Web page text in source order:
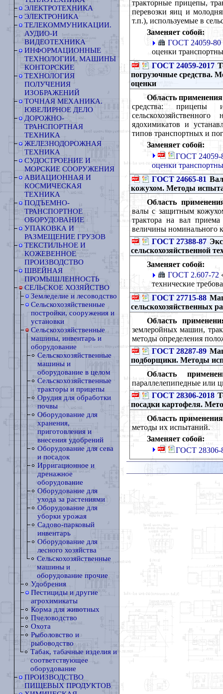
ЭЛЕКТРОТЕХНИКА
ЭЛЕКТРОНИКА
ТЕЛЕКОММУНИКАЦИИ.
АУДИО-И
ВИДЕОТЕХНИКА
ИНФОРМАЦИОННЫЕ
ТЕХНОЛОГИИ. МАШИНЫ
КОНТОРСКИЕ
ТЕХНОЛОГИЯ
ПОЛУЧЕНИЯ
ИЗОБРАЖЕНИЙ
ТОЧНАЯ МЕХАНИКА.
ЮВЕЛИРНОЕ ДЕЛО
ДОРОЖНО-
ТРАНСПОРТНАЯ
ТЕХНИКА
ЖЕЛЕЗНОДОРОЖНАЯ
ТЕХНИКА
СУДОСТРОЕНИЕ И
МОРСКИЕ СООРУЖЕНИЯ
АВИАЦИОННАЯ И
КОСМИЧЕСКАЯ
ТЕХНИКА
ПОДЪЕМНО-
ТРАНСПОРТНОЕ
ОБОРУДОВАНИЕ
УПАКОВКА И
РАЗМЕЩЕНИЕ ГРУЗОВ
ТЕКСТИЛЬНОЕ И
КОЖЕВЕННОЕ
ПРОИЗВОДСТВО
ШВЕЙНАЯ
ПРОМЫШЛЕННОСТЬ
СЕЛЬСКОЕ ХОЗЯЙСТВО
Земледелие и лесоводство
Сельскохозяйственные
постройки, сооружения и
установки
Сельскохозяйственные
машины, инвентарь и
оборудование
Сельскохозяйственные
машины и
оборудование в целом
Сельскохозяйственные
тракторы и прицепы
Орудия для обработки
почвы
Оборудование для
хранения,
приготовления и
внесения удобрений
Оборудование для сева
и посадок
Ирригационное и
дренажное
оборудование
Оборудование для
ухода за растениями
Оборудование для
уборки урожая
Садово-парковый
инвентарь
Оборудование для
лесного хозяйства
Сельскохозяйственные
машины и
оборудование прочие
Удобрения
Пестициды и другие
агрохимикаты
Корма для животных
Пчеловодство
Охота
Рыболовство и
рыбоводство
Табак, табачные изделия и
соответствующее
оборудование
ПРОИЗВОДСТВО
ПИЩЕВЫХ ПРОДУКТОВ
тракторные прицепы,
перевозки яиц и
т.п.), используемые в
Заменяет собой:
ГОСТ 24059-80
оценки
ГОСТ 24059-2017
погрузочные средства.
оценки
Область
средства: прицепы
ядохимикатов и
типов транспортных и
Заменяет собой:
ГОСТ 24059-
оценки
ГОСТ 24665-81
кожухом. Методы
Область
валы с защитным
трактора на вал
величины номинального
ГОСТ 27388-87
сельскохозяйственной
Заменяет собой:
ГОСТ 2.607-72
технические
ГОСТ 27715-88
сельскохозяйственных
Область
землеройных машин,
методы определения
ГОСТ 28287-89
подборщики. Методы
Область
параллелепипедные или
ГОСТ 28306-2018
посадки картофеля.
Область
методы их испытаний.
Заменяет собой:
ГОСТ 28306-